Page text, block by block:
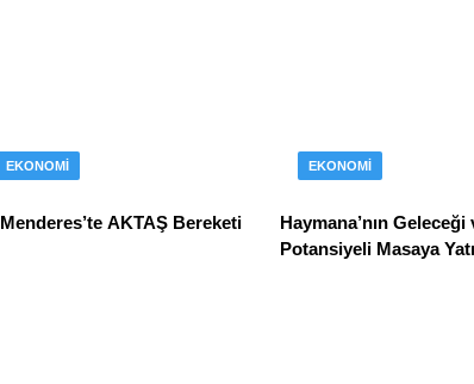
EKONOMI
AKTAŞ Bereketi
EKONOMI
Haymana’nın Geleceği
Potansiyeli Masaya